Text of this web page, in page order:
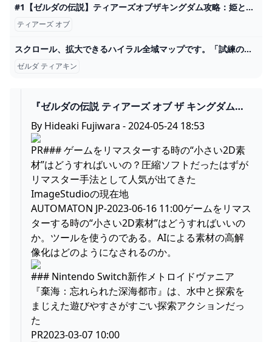
#1【ゼルダの伝説】ティアーズオブザキングダム攻略：姫との別れ、宿敵の復活【ZELDA TOTK】 - YouTube
ティアーズ オブ
スクロール、拡大できるハイラル全域マップです。「試練の祠」の位置、鳥望台の位置などが簡単にわかります。3 oct. 2024 — ティアキン(ゼルダの伝説ティアーズオブザキングダム)のマップ一覧です。空、地上、地下のマップを地域ごとに記載しています。14 2024
ゼルダ ティアキン
『ゼルダの伝説 ティアーズ オブ ザ キングダム』
開発当初のカオス状態映像にみんなほっこり。任
天堂でもはじめは失敗する - AUTOMATON
By Hideaki Fujiwara - 2024-05-24 18:53
PR### ゲームをリマスターする時の“小さい2D素
材”はどうすればいいの？圧縮ソフトだったはずが
リマスター手法として人気が出てきた
ImageStudioの現在地
AUTOMATON JP-2023-06-16 11:00ゲームをリマス
ターする時の“小さい2D素材”はどうすればいいの
か。ツールを使うのである。AIによる素材の高解
像化はどのようになされるのか。
### Nintendo Switch新作メトロイドヴァニア
『棄海：忘れられた深海都市』は、水中と探索を
まじえた遊びやすさがすごい探索アクションだっ
た
PR2023-03-07 10:00